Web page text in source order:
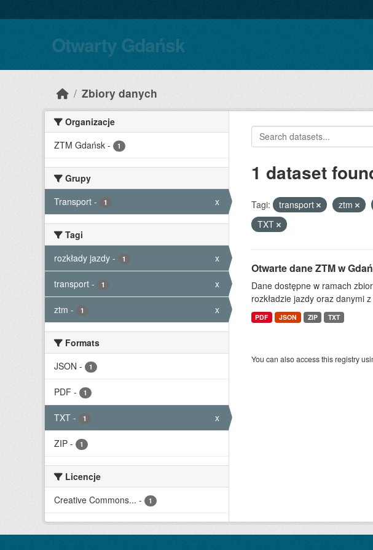
Otwarty Gdańsk
Zbiory danych
Organizacje
ZTM Gdańsk - 1
Grupy
Transport - 1 x
Tagi
rozkłady jazdy - 1 x
transport - 1 x
ztm - 1 x
Formats
JSON - 1
PDF - 1
TXT - 1 x
ZIP - 1
Licencje
Creative Commons... - 1
1 dataset
Tagi: transport ztm
TXT
Otwarte dane ZTM w
Dane dostępne w ramach
rozkładzie jazdy oraz danymi
PDF JSON ZIP TXT
You can also access this registry